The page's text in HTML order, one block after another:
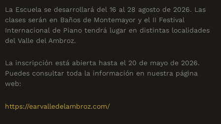
La Escuela se desarrollará del 16 al 28 agosto de 2026. Las
clases serán en Baños de Montemayor y el II Festival
Internacional de Piano tendrá lugar en distintas localidades
del Valle del Ambroz.
La inscripción está abierta hasta el 20 de mayo de 2026.
Puedes consultar toda la información en nuestra página
web:
https://earvalledelambroz.com/